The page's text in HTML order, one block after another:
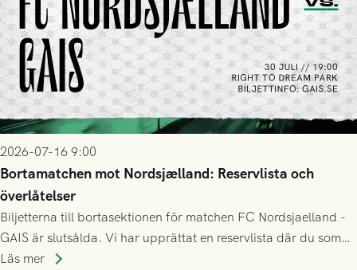
2026-07-16 9:00
Bortamatchen mot Nordsjælland: Reservlista och
överlåtelser
Biljetterna till bortasektionen för matchen FC Nordsjaelland -
GAIS är slutsålda. Vi har upprättat en reservlista där du som
ännu inte har någon biljett kan anmäla ditt intresse. Du kan
Läs mer